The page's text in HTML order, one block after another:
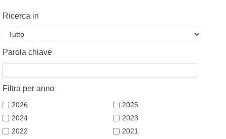
Ricerca in
Parola chiave
Filtra per anno
2026
2025
2024
2023
2022
2021